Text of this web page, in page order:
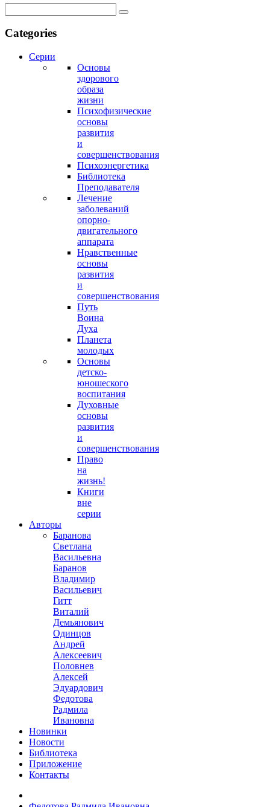
Categories
Серии
Основы
здорового
образа
жизни
Психофизические
основы
развития
и
совершенствования
Психоэнергетика
Библиотека
Преподавателя
Лечение
заболеваний
опорно-
двигательного
аппарата
Нравственные
основы
развития
и
совершенствования
Путь
Воина
Духа
Планета
молодых
Основы
детско-
юношеского
воспитания
Духовные
основы
развития
и
совершенствования
Право
на
жизнь!
Книги
вне
серии
Авторы
Баранова
Светлана
Васильевна
Баранов
Владимир
Васильевич
Гитт
Виталий
Демьянович
Одинцов
Андрей
Алексеевич
Половнев
Алексей
Эдуардович
Федотова
Радмила
Ивановна
Новинки
Новости
Библиотека
Приложение
Контакты